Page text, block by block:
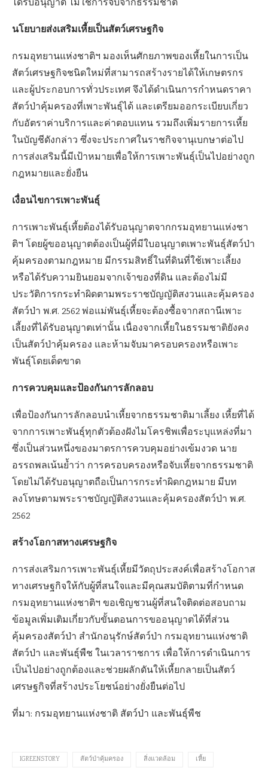
ได้รับอนุญาต ไม่ใช่การจับจากธรรมชาติ
นโยบายส่งเสริมเหี้ยเป็นสัตว์เศรษฐกิจ
กรมอุทยานแห่งชาติฯ มองเห็นศักยภาพของเหี้ยในการเป็น
สัตว์เศรษฐกิจชนิดใหม่ที่สามารถสร้างรายได้ให้เกษตรกร
และผู้ประกอบการทั่วประเทศ จึงได้ดำเนินการกำหนดราคา
สัตว์ป่าคุ้มครองที่เพาะพันธุ์ได้ และเตรียมออกระเบียบเกี่ยว
กับอัตราค่าบริการและค่าตอบแทน รวมถึงเพิ่มรายการเหี้ย
ในบัญชีดังกล่าว ซึ่งจะประกาศในราชกิจจานุเบกษาต่อไป
การส่งเสริมนี้มีเป้าหมายเพื่อให้การเพาะพันธุ์เป็นไปอย่างถูก
กฎหมายและยั่งยืน
เงื่อนไขการเพาะพันธุ์
การเพาะพันธุ์เหี้ยต้องได้รับอนุญาตจากกรมอุทยานแห่งชา
ติฯ โดยผู้ขออนุญาตต้องเป็นผู้ที่มีใบอนุญาตเพาะพันธุ์สัตว์ป่า
คุ้มครองตามกฎหมาย มีกรรมสิทธิ์ในที่ดินที่ใช้เพาะเลี้ยง
หรือได้รับความยินยอมจากเจ้าของที่ดิน และต้องไม่มี
ประวัติการกระทำผิดตามพระราชบัญญัติสงวนและคุ้มครอง
สัตว์ป่า พ.ศ. 2562 พ่อแม่พันธุ์เหี้ยจะต้องซื้อจากสถานีเพาะ
เลี้ยงที่ได้รับอนุญาตเท่านั้น เนื่องจากเหี้ยในธรรมชาติยังคง
เป็นสัตว์ป่าคุ้มครอง และห้ามจับมาครอบครองหรือเพาะ
พันธุ์โดยเด็ดขาด
การควบคุมและป้องกันการลักลอบ
เพื่อป้องกันการลักลอบนำเหี้ยจากธรรมชาติมาเลี้ยง เหี้ยที่ได้
จากการเพาะพันธุ์ทุกตัวต้องฝังไมโครชิพเพื่อระบุแหล่งที่มา
ซึ่งเป็นส่วนหนึ่งของมาตรการควบคุมอย่างเข้มงวด นาย
อรรถพลเน้นย้ำว่า การครอบครองหรือจับเหี้ยจากธรรมชาติ
โดยไม่ได้รับอนุญาตถือเป็นการกระทำผิดกฎหมาย มีบท
ลงโทษตามพระราชบัญญัติสงวนและคุ้มครองสัตว์ป่า พ.ศ.
2562
สร้างโอกาสทางเศรษฐกิจ
การส่งเสริมการเพาะพันธุ์เหี้ยมีวัตถุประสงค์เพื่อสร้างโอกาส
ทางเศรษฐกิจให้กับผู้ที่สนใจและมีคุณสมบัติตามที่กำหนด
กรมอุทยานแห่งชาติฯ ขอเชิญชวนผู้ที่สนใจติดต่อสอบถาม
ข้อมูลเพิ่มเติมเกี่ยวกับขั้นตอนการขออนุญาตได้ที่ส่วน
คุ้มครองสัตว์ป่า สำนักอนุรักษ์สัตว์ป่า กรมอุทยานแห่งชาติ
สัตว์ป่า และพันธุ์พืช ในเวลาราชการ เพื่อให้การดำเนินการ
เป็นไปอย่างถูกต้องและช่วยผลักดันให้เหี้ยกลายเป็นสัตว์
เศรษฐกิจที่สร้างประโยชน์อย่างยั่งยืนต่อไป
ที่มา: กรมอุทยานแห่งชาติ สัตว์ป่า และพันธุ์พืช
IGREENSTORY สัตว์ป่าคุ้มครอง สิ่งแวดล้อม เหี้ย